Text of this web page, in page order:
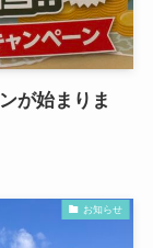
が始まりま
お知らせ